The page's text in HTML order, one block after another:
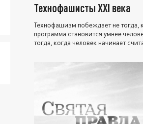
Технофашисты XXI века
Технофашизм побеждает не тогда,
программа становится умнее
тогда, когда человек начинает